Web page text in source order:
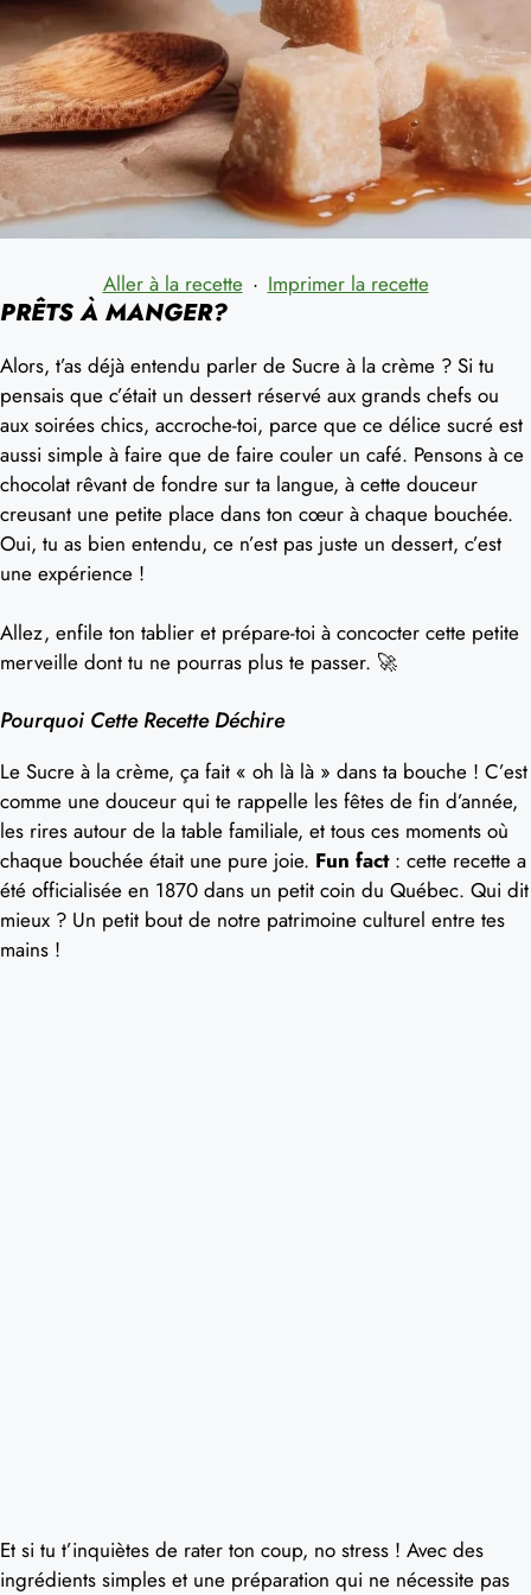
Aller à la recette · Imprimer la recette
PRÊTS À MANGER?
Alors, t’as déjà entendu parler de Sucre à la crème ? Si tu
pensais que c’était un dessert réservé aux grands chefs ou
aux soirées chics, accroche-toi, parce que ce délice sucré est
aussi simple à faire que de faire couler un café. Pensons à ce
chocolat rêvant de fondre sur ta langue, à cette douceur
creusant une petite place dans ton cœur à chaque bouchée.
Oui, tu as bien entendu, ce n’est pas juste un dessert, c’est
une expérience !
Allez, enfile ton tablier et prépare-toi à concocter cette petite
merveille dont tu ne pourras plus te passer. 🚀
Pourquoi Cette Recette Déchire
Le Sucre à la crème, ça fait « oh là là » dans ta bouche ! C’est
comme une douceur qui te rappelle les fêtes de fin d’année,
les rires autour de la table familiale, et tous ces moments où
chaque bouchée était une pure joie. Fun fact: cette recette a
été officialisée en 1870 dans un petit coin du Québec. Qui dit
mieux ? Un petit bout de notre patrimoine culturel entre tes
mains !
Et si tu t’inquiètes de rater ton coup, no stress ! Avec des
ingrédients simples et une préparation qui ne nécessite pas